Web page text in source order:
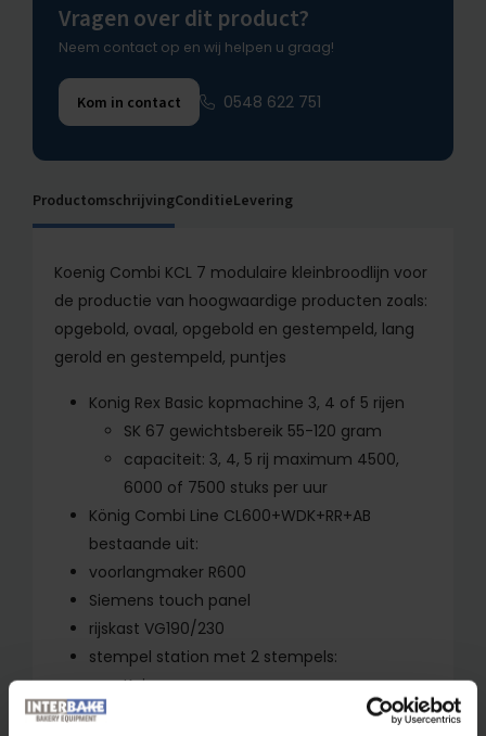
Vragen over dit product?
Neem contact op en wij helpen u graag!
Kom in contact 0548 622 751
ProductomschrijvingConditieLevering
Koenig Combi KCL 7 modulaire kleinbroodlijn voor
de productie van hoogwaardige producten zoals:
opgebold, ovaal, opgebold en gestempeld, lang
gerold en gestempeld, puntjes
Konig Rex Basic kopmachine 3, 4 of 5 rijen
SK 67 gewichtsbereik 55-120 gram
capaciteit: 3, 4, 5 rij maximum 4500,
6000 of 7500 stuks per uur
König Combi Line CL600+WDK+RR+AB
bestaande uit:
voorlangmaker R600
Siemens touch panel
rijskast VG190/230
stempel station met 2 stempels:
Kaiser